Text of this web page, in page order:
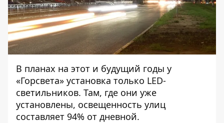
В планах на этот и будущий годы у
«Горсвета» установка только LED-
светильников. Там, где они уже
установлены, освещенность улиц
составляет 94% от дневной.